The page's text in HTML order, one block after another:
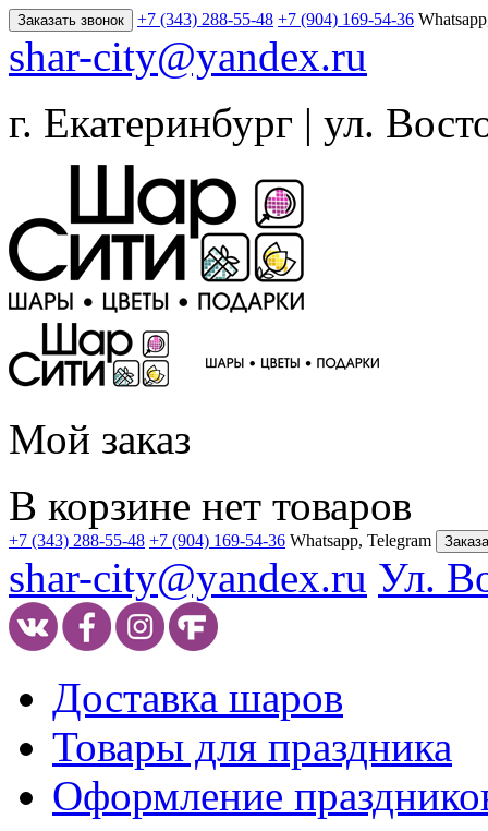
Заказать звонок +7 (343) 288-55-48 +7 (904) 169-54-36
shar-city@yandex.ru
г. Екатеринбург | ул.
Мой заказ
В корзине нет товаров
+7 (343) 288-55-48 +7 (904) 169-54-36 Whatsapp, Telegram
shar-city@yandex.ru Ул.
Доставка шаров
Товары для праздника
Оформление